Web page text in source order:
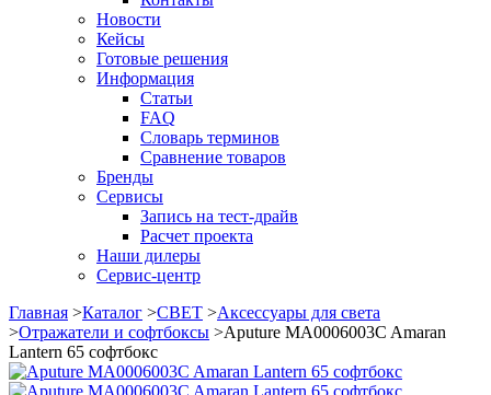
Новости
Кейсы
Готовые решения
Информация
Статьи
FAQ
Словарь терминов
Сравнение товаров
Бренды
Сервисы
Запись на тест-драйв
Расчет проекта
Наши дилеры
Сервис-центр
Главная >Каталог >СВЕТ >Аксессуары для света
>Отражатели и софтбоксы >Aputure MA0006003C Amaran
Lantern 65 софтбокс